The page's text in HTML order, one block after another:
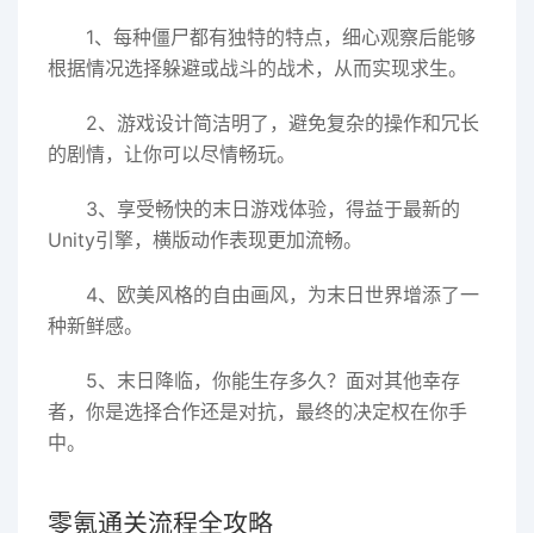
1、每种僵尸都有独特的特点，细心观察后能够
根据情况选择躲避或战斗的战术，从而实现求生。
2、游戏设计简洁明了，避免复杂的操作和冗长
的剧情，让你可以尽情畅玩。
3、享受畅快的末日游戏体验，得益于最新的
Unity引擎，横版动作表现更加流畅。
4、欧美风格的自由画风，为末日世界增添了一
种新鲜感。
5、末日降临，你能生存多久？面对其他幸存
者，你是选择合作还是对抗，最终的决定权在你手
中。
零氪通关流程全攻略